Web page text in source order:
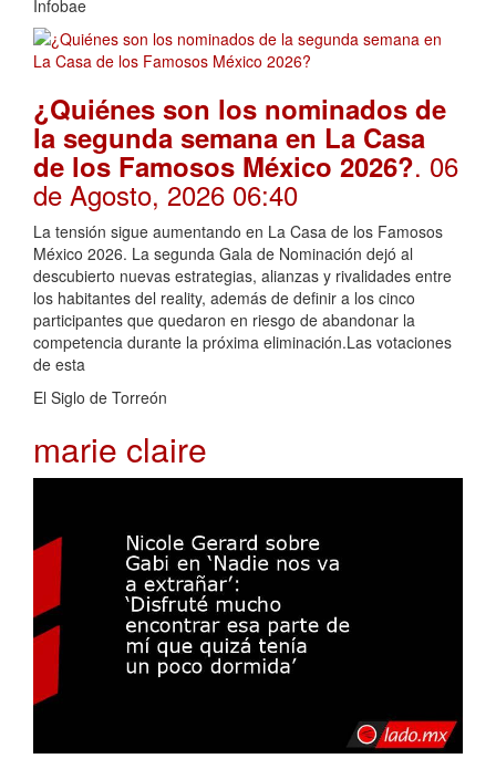
Infobae
¿Quiénes son los nominados de
la segunda semana en La Casa
de los Famosos México 2026?. 06
de Agosto, 2026 06:40
La tensión sigue aumentando en La Casa de los Famosos
México 2026. La segunda Gala de Nominación dejó al
descubierto nuevas estrategias, alianzas y rivalidades entre
los habitantes del reality, además de definir a los cinco
participantes que quedaron en riesgo de abandonar la
competencia durante la próxima eliminación.Las votaciones
de esta
El Siglo de Torreón
marie claire